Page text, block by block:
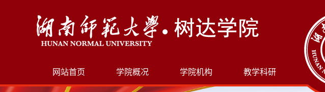
网站首页 学院概况 学院机构 教学科研